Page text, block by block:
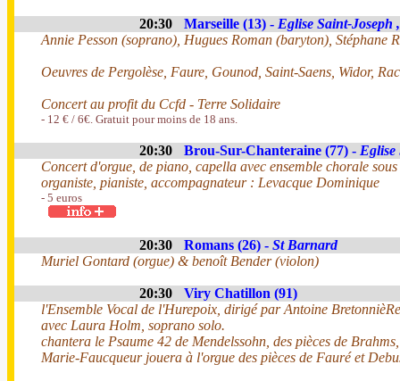
20:30 Marseille (13) - Eglise Saint-Joseph
Annie Pesson (soprano), Hugues Roman (baryton), Stéphane
Oeuvres de Pergolèse, Faure, Gounod, Saint-Saens, Widor,
Concert au profit du Ccfd - Terre Solidaire
- 12 € / 6€. Gratuit pour moins de 18 ans.
20:30 Brou-Sur-Chanteraine (77) - Eglise
Concert d'orgue, de piano, capella avec ensemble chorale
organiste, pianiste, accompagnateur : Levacque Dominique
- 5 euros
20:30 Romans (26) - St Barnard
Muriel Gontard (orgue) & benoît Bender (violon)
20:30
Viry Chatillon (91)
l'Ensemble Vocal de l'Hurepoix, dirigé par Antoine
avec Laura Holm, soprano solo.
chantera le Psaume 42 de Mendelssohn, des pièces de
Marie-Faucqueur jouera à l'orgue des pièces de Fauré et